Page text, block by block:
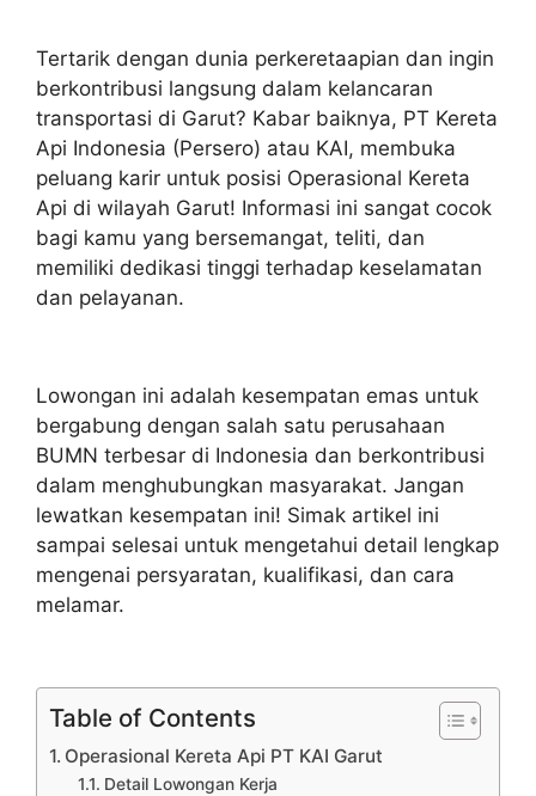
Tertarik dengan dunia perkeretaapian dan ingin
berkontribusi langsung dalam kelancaran
transportasi di Garut? Kabar baiknya, PT Kereta
Api Indonesia (Persero) atau KAI, membuka
peluang karir untuk posisi Operasional Kereta
Api di wilayah Garut! Informasi ini sangat cocok
bagi kamu yang bersemangat, teliti, dan
memiliki dedikasi tinggi terhadap keselamatan
dan pelayanan.
Lowongan ini adalah kesempatan emas untuk
bergabung dengan salah satu perusahaan
BUMN terbesar di Indonesia dan berkontribusi
dalam menghubungkan masyarakat. Jangan
lewatkan kesempatan ini! Simak artikel ini
sampai selesai untuk mengetahui detail lengkap
mengenai persyaratan, kualifikasi, dan cara
melamar.
Table of Contents
Operasional Kereta Api PT KAI Garut
Detail Lowongan Kerja